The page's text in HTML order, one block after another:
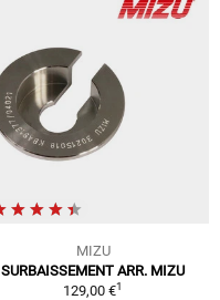
MIZU
SURBAISSEMENT ARR. MIZU
129,00 €1